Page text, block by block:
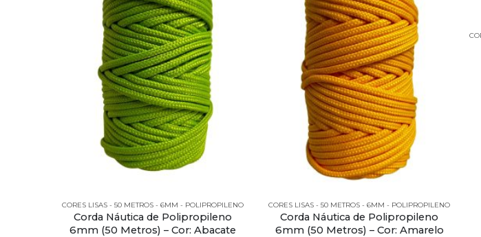
CORES LISAS - 50 METROS - 6MM - POLIPROPILENO
Corda Náutica de Polipropileno
6mm (50 Metros) – Cor: Abacate
CORES LISAS - 50 METROS - 6MM - POLIPROPILENO
Corda Náutica de Polipropileno
6mm (50 Metros) – Cor: Amarelo